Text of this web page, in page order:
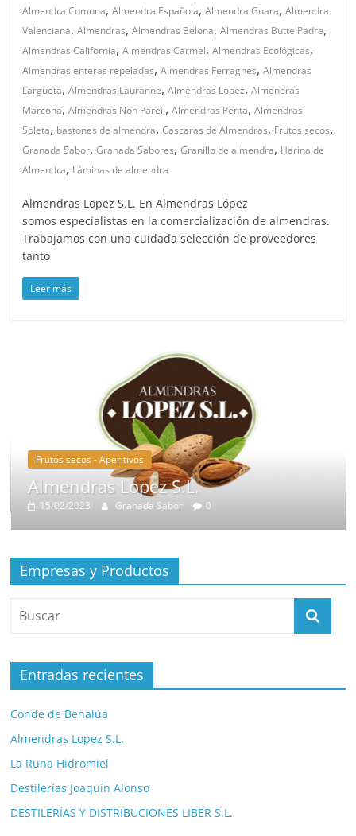
Almendra Comuna,Almendra Española,Almendra Guara,Almendra
Valenciana,Almendras,Almendras Belona,Almendras Butte Padre,
Almendras California,Almendras Carmel,Almendras Ecológicas,
Almendras enteras repeladas,Almendras Ferragnes,Almendras
Largueta,Almendras Lauranne,Almendras Lopez,Almendras
Marcona,Almendras Non Pareil,Almendras Penta,Almendras
Soleta, bastones de almendra,Cascaras de Almendras, Frutos secos,
Granada Sabor,Granada Sabores,Granillo de almendra, Harina de
Almendra, Láminas de almendra
Almendras Lopez S.L. En Almendras López
somos especialistas en la comercialización de almendras.
Trabajamos con una cuidada selección de proveedores
tanto
Leer más
Frutos secos - Aperitivos
Almendras Lopez S.L.
15/02/2023 Granada Sabor 0
Empresas y Productos
Entradas recientes
Conde de Benalúa
Almendras Lopez S.L.
La Runa Hidromiel
Destilerías Joaquín Alonso
DESTILERÍAS Y DISTRIBUCIONES LIBER S.L.